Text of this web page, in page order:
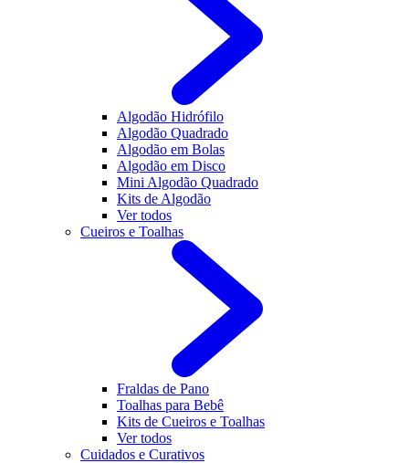
Algodão Hidrófilo
Algodão Quadrado
Algodão em Bolas
Algodão em Disco
Mini Algodão Quadrado
Kits de Algodão
Ver todos
Cueiros e Toalhas
Fraldas de Pano
Toalhas para Bebê
Kits de Cueiros e Toalhas
Ver todos
Cuidados e Curativos